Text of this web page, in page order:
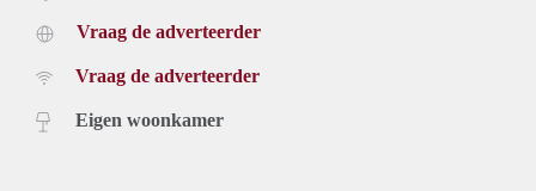
Vraag de adverteerder
Vraag de adverteerder
Eigen woonkamer